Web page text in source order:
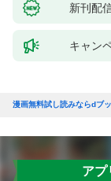
新刊配
キャン
漫画無料試し読みならdブ
アプ